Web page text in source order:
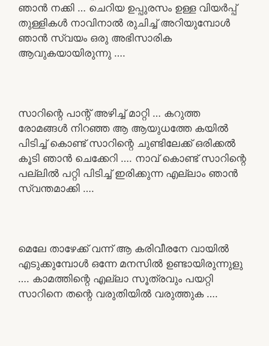
ഞാൻ നക്കി … ചെറിയ ഉപ്പുരസം ഉള്ള വിയർപ്പ്
തുള്ളികൾ നാവിനാൽ രുചിച്ച് അറിയുമ്പോൾ
ഞാൻ സ്വയം ഒരു അഭിസാരിക
ആവുകയായിരുന്നു ….
സാറിന്റെ പാന്റ് അഴിച്ച് മാറ്റി … കറുത്ത
രോമങ്ങൾ നിറഞ്ഞ ആ ആയുധത്തേ കയിൽ
പിടിച്ച് കൊണ്ട് സാറിന്റെ ചുണ്ടിലേക്ക് ഒരിക്കൽ
കൂടി ഞാൻ ചെക്കേറി …. നാവ് കൊണ്ട് സാറിന്റെ
പല്ലിൽ പറ്റി പിടിച്ച് ഇരിക്കുന്ന എല്ലാം ഞാൻ
സ്വന്തമാക്കി ….
മെലേ താഴേക്ക് വന്ന് ആ കരിവീരനേ വായിൽ
എടുക്കുമ്പോൾ ഒന്നേ മനസിൽ ഉണ്ടായിരുന്നുളു
…. കാമത്തിന്റെ എല്ലാ സൂത്രവും പയറ്റി
സാറിനെ തന്റെ വരുതിയിൽ വരുത്തുക ….